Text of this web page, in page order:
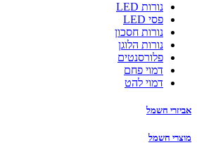
נורות LED
פסי LED
נורות חסכון
נורות הלוגן
פלורסנטים
דמוי פחם
דמוי להט
אביזרי חשמל
מוצרי חשמל